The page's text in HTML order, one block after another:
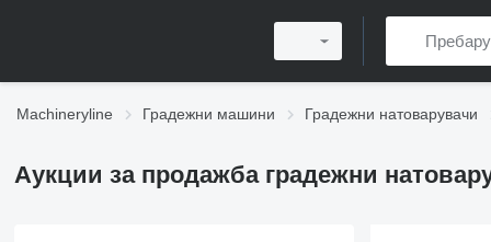
Machineryline Градежни машини Градежни натоварувачи
Аукции за продажба градежни